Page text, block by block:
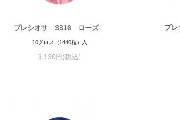
プレシオサ SS16 ローズ
10グロス（1440粒）入
9,130円(税込)
プ